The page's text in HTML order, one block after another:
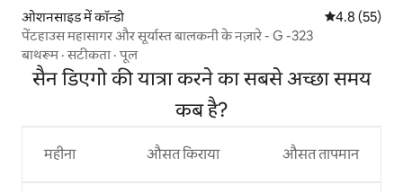
ओशनसाइड में कॉन्डो औसत रेटिंग 5
4.8 (55)
पेंटहाउस महासागर और सूर्यास्त बालकनी के नज़ारे - G -323
बाथरूम·सटीकता ·पूल
सैन डिएगो की यात्रा करने का सबसे अच्छा समय
कब है?
महीना औसत किराया औसत तापमान